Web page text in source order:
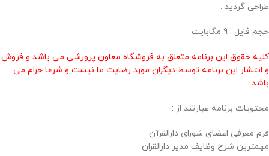
طراحی گردید .
حجم فايل : 9 مگابايت
کلیه حقوق این برنامه متعلق به فروشگاه معاون پرورشی می باشد و فروش
و انتشار این برنامه توسط دیگران مورد رضایت ما نیست و شرعا حرام می
باشد .
محتويات برنامه عبارتند از :
فرم معرفی اعضای شورای دارالقرآن
مهمترین شرح وظایف مدیر دارالقران